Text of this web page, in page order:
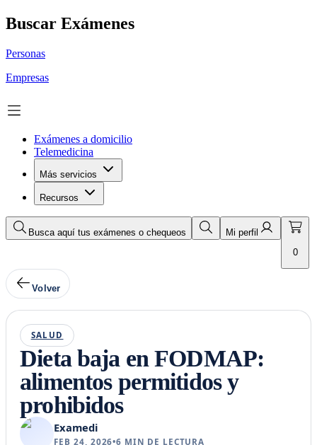
Buscar Exámenes
Personas
Empresas
Exámenes a domicilio
Telemedicina
Más servicios
Recursos
Busca aquí tus exámenes o chequeos
Mi perfil
0
Volver
SALUD
Dieta baja en FODMAP:
alimentos permitidos y
prohibidos
Examedi
FEB 24, 2026•6 MIN DE LECTURA